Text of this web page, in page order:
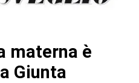
materna è
Giunta